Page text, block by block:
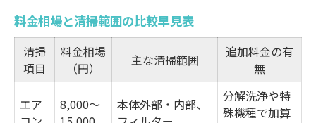
料金相場と清掃範囲の比較早見表
清掃
項目
料金相場
（円）
主な清掃範囲
追加料金の有
無
エア
8,000〜
本体外部・内部、
分解洗浄や特
殊機種で加算